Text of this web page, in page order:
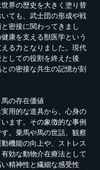
界の歴史を大きく塗り替
ても、武士団の形成や戦
密接に関わってきまし
康を支える獣医学という
る力となりました。現代
しての役割を終えた後
の密接な共生の記憶が刻
の存在価値
用的な道具から、心身の
ます。その象徴的な事例
。乗馬や馬の世話、観察
機能の向上や、ストレス
効な動物介在療法として
精神性と繊細な感受性